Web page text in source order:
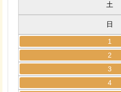
土
日
1
2
3
4